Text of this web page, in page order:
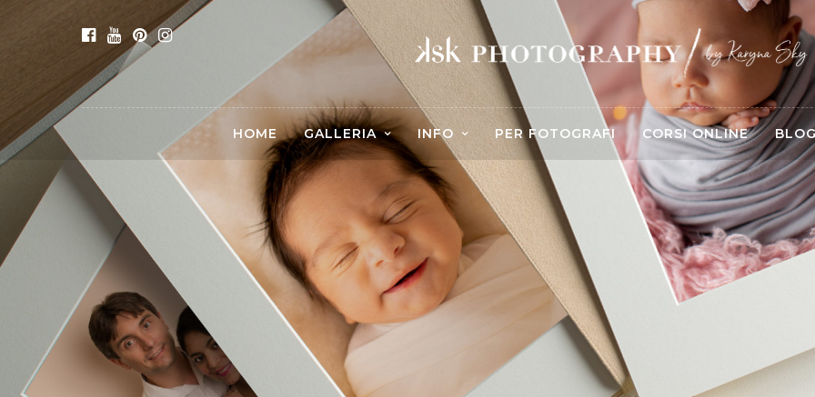
HOME GALLERIA INFO PER FOTOGRAFI CORSI ONLINE